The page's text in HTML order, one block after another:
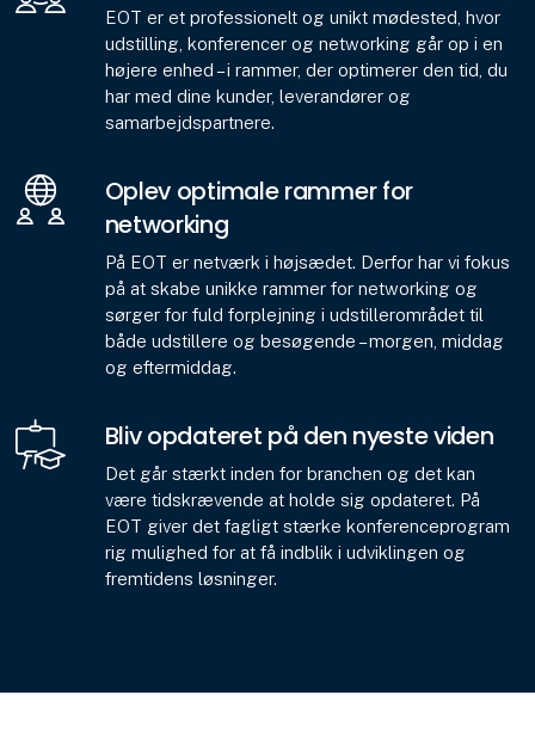
EOT er et professionelt og unikt mødested, hvor
udstilling, konferencer og networking går op i en
højere enhed – i rammer, der optimerer den tid, du
har med dine kunder, leverandører og
samarbejdspartnere.
Oplev optimale rammer for
networking
På EOT er netværk i højsædet. Derfor har vi fokus
på at skabe unikke rammer for networking og
sørger for fuld forplejning i udstillerområdet til
både udstillere og besøgende – morgen, middag
og eftermiddag.
Bliv opdateret på den nyeste viden
Det går stærkt inden for branchen og det kan
være tidskrævende at holde sig opdateret. På
EOT giver det fagligt stærke konferenceprogram
rig mulighed for at få indblik i udviklingen og
fremtidens løsninger.